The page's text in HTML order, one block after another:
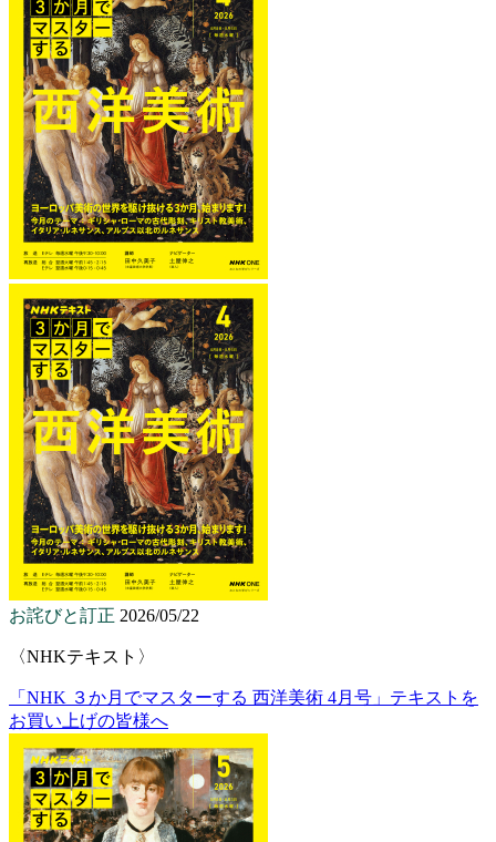
お詫びと訂正 2026/05/22
〈NHKテキスト〉
「NHK ３か月でマスターする 西洋美術 4月号」テキストを
お買い上げの皆様へ